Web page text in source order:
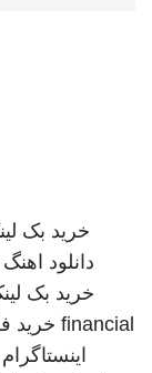
خرید بک
دانلود
خرید بک
financial خرید
اینستاگرام